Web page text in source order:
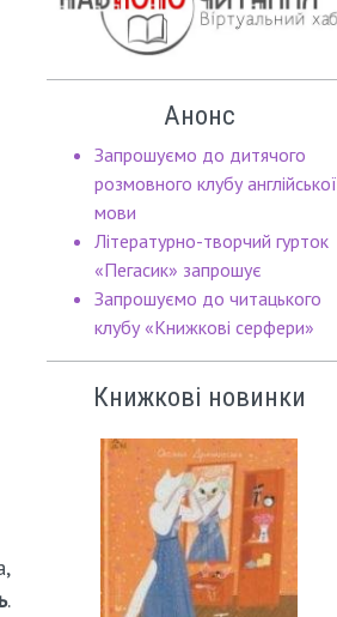
.
Анонс
Запрошуємо до дитячого
розмовного клубу англійської
мови
Літературно-творчий гурток
«Пегасик» запрошує
Запрошуємо до читацького
клубу «Книжкові серфери»
Книжкові новинки